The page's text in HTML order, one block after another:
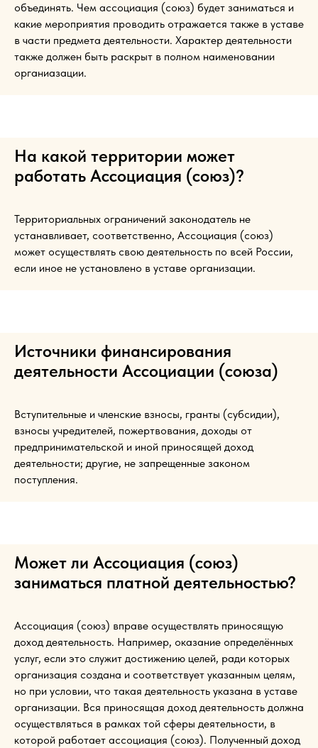
объединять. Чем ассоциация (союз) будет заниматься и
какие мероприятия проводить отражается также в уставе
в части предмета деятельности. Характер деятельности
также должен быть раскрыт в полном наименовании
органиазации.
На какой территории может
работать Ассоциация (союз)?
Территориальных ограничений законодатель не
устанавливает, соответственно, Ассоциация (союз)
может осуществлять свою деятельность по всей России,
если иное не установлено в уставе организации.
Источники финансирования
деятельности Ассоциации (союза)
Вступительные и членские взносы, гранты (субсидии),
взносы учредителей, пожертвования, доходы от
предпринимательской и иной приносящей доход
деятельности; другие, не запрещенные законом
поступления.
Может ли Ассоциация (союз)
заниматься платной деятельностью?
Ассоциация (союз) вправе осуществлять приносящую
доход деятельность. Например, оказание определённых
услуг, если это служит достижению целей, ради которых
организация создана и соответствует указанным целям,
но при условии, что такая деятельность указана в уставе
организации. Вся приносящая доход деятельность должна
осуществляться в рамках той сферы деятельности, в
которой работает ассоциация (союз). Полученный доход